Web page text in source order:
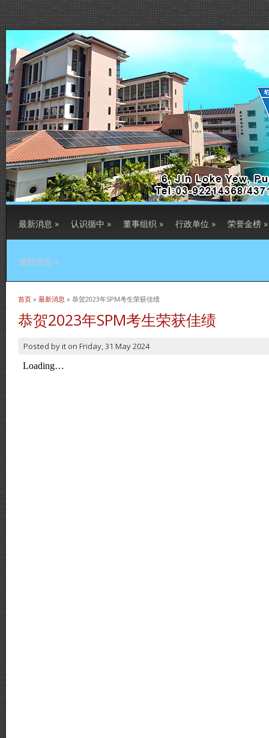
最新消息 » 认识循中 » 董事组织 » 行政单位 » 荣誉金榜 »
逾期讯息 »
当前位置
首页 » 最新消息 » 恭贺2023年SPM考生荣获佳绩
恭贺2023年SPM考生荣获佳绩
Posted byit on Friday, 31 May 2024